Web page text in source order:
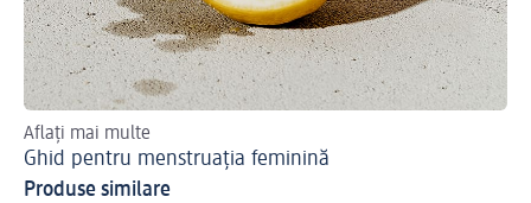
Aflați mai multe
Ghid pentru menstruația feminină
Produse similare